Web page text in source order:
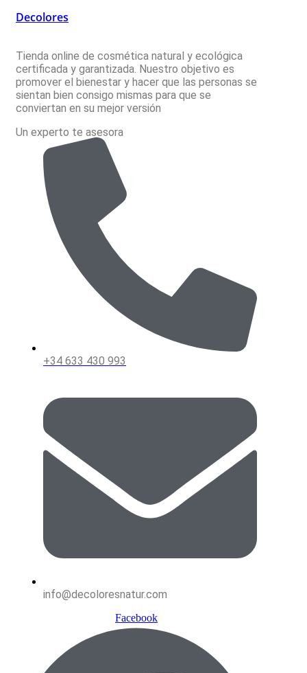
Decolores
Tienda online de cosmética natural y ecológica
certificada y garantizada. Nuestro objetivo es
promover el bienestar y hacer que las personas se
sientan bien consigo mismas para que se
conviertan en su mejor versión
Un experto te asesora
+34 633 430 993
info@decoloresnatur.com
Facebook